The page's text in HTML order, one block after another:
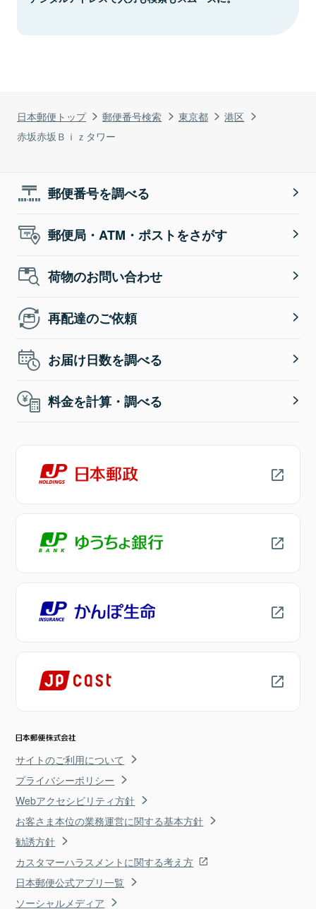
日本郵便トップ 郵便番号検索 東京都
港区
赤坂赤坂Ｂｉｚタワー
郵便番号を調べる
郵便局・ATM・ポストをさがす
荷物のお問い合わせ
再配達のご依頼
お届け日数を調べる
料金を計算・調べる
サイトのご利用について
プライバシーポリシー
Webアクセシビリティ方針
お客さま本位の業務運営に関する基本方針
勧誘方針
カスタマーハラスメントに関する考え方
日本郵便公式アプリ一覧
ソーシャルメディア